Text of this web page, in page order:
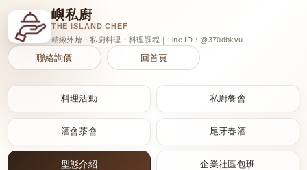
嶼私廚
THE ISLAND CHEF
精緻外燴・私廚料理・料理課程｜Line ID：@370dbkvu
聯絡詢價 回首頁
料理活動 私廚餐會
酒會茶會 尾牙春酒
型態介紹 企業社區包班